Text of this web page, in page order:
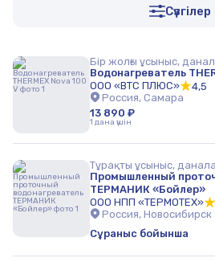
Сүзгілер
Бір жолғы ұсыныс,
Водонагреватель
ООО «ВТС ПЛЮС»
4,5
Россия, Самара
13 890 ₽
1 дана үшін
Тұрақты ұсыныс,
Промышленный
ТЕРМАНИК «Бойлер»
ООО НПП «ТЕРМОТЕХ»
Россия, Новосибирск
Сұраныс бойынша